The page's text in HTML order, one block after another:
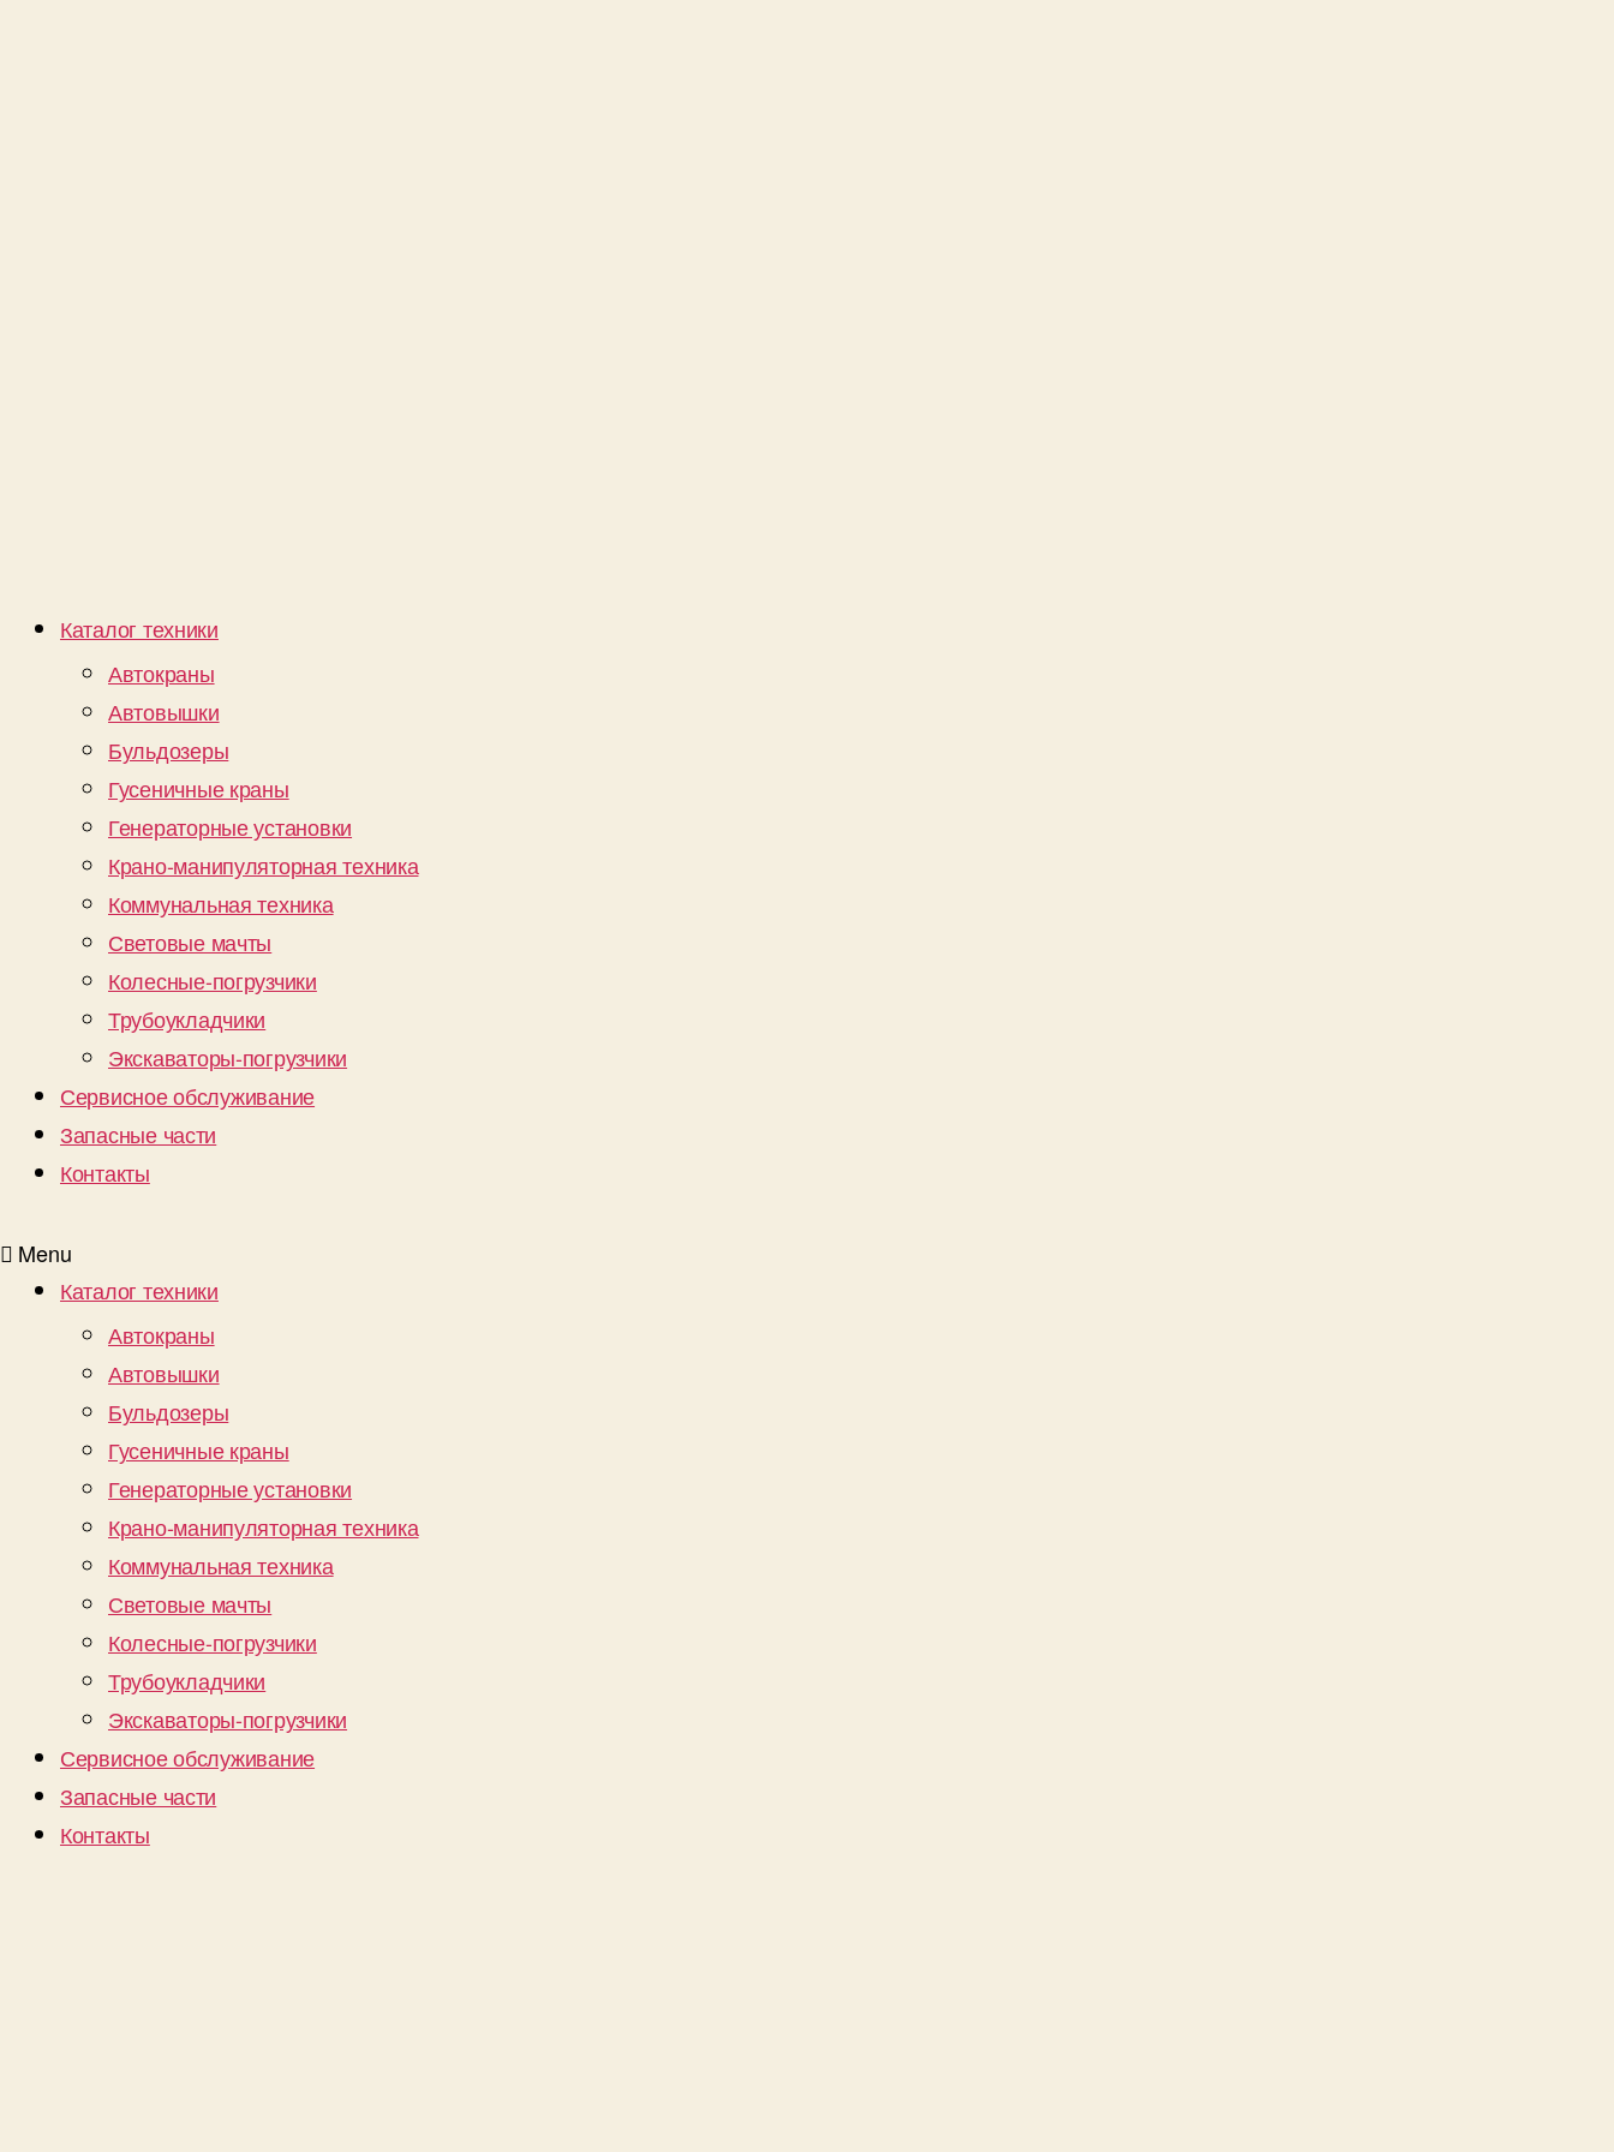
Каталог техники
Автокраны
Автовышки
Бульдозеры
Гусеничные краны
Генераторные установки
Крано-манипуляторная техника
Коммунальная техника
Световые мачты
Колесные-погрузчики
Трубоукладчики
Экскаваторы-погрузчики
Сервисное обслуживание
Запасные части
Контакты
Menu
Каталог техники
Автокраны
Автовышки
Бульдозеры
Гусеничные краны
Генераторные установки
Крано-манипуляторная техника
Коммунальная техника
Световые мачты
Колесные-погрузчики
Трубоукладчики
Экскаваторы-погрузчики
Сервисное обслуживание
Запасные части
Контакты